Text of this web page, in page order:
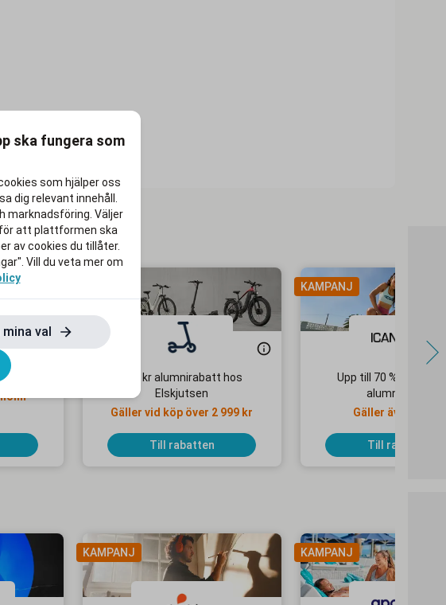
550 kr alumnirabatt hos
Elskjutsen
Gäller vid köp över 2 999 kr
Till rabatten
KAMPANJ
Upp till 70 % + 10 %
alumnirabatt
Gäller även på rea
Till rabatten
KAMPANJ KAMPANJ
ska fungera som
som hjälper oss
dig relevant innehåll.
marknadsföring. Väljer
att plattformen ska
av cookies du tillåter.
Vill du veta mer om
val